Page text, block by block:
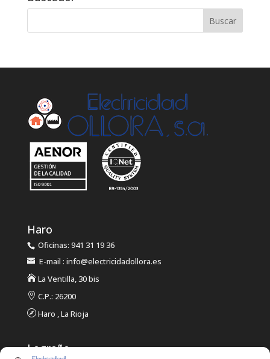
Haro
Oficinas: 941 31 19 36
E-mail : info@electricidadollora.es
La Ventilla, 30 bis
 C.P.: 26200
Haro , La Rioja
Logroño